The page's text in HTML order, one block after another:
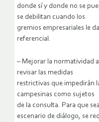
donde sí y donde no se
se debilitan cuando los
gremios empresariales le
referencial.
– Mejorar la normatividad
revisar las medidas
restrictivas que impedirán
campesinas como sujetos
de la consulta. Para que
escenario de diálogo, se